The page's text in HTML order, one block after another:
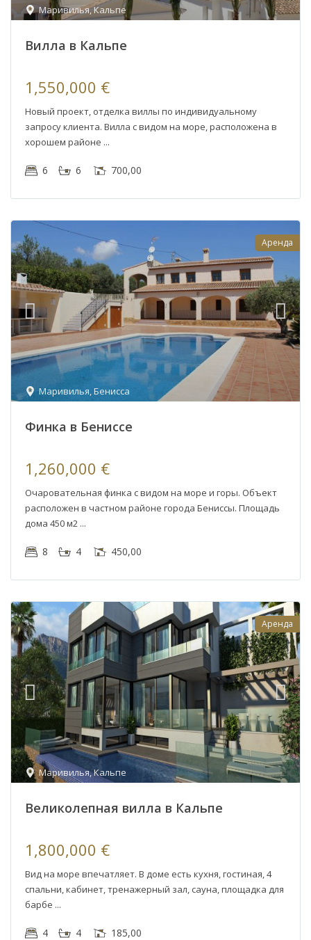
Маривилья,Кальпе
Вилла в Кальпе
1,550,000 €
Новый проект, отделка виллы по индивидуальному
запросу клиента. Вилла с видом на море, расположена в
хорошем районе
6 6 700,00
Маривилья,Бенисса
Аренда
Финка в Бениссе
1,260,000 €
Очаровательная финка с видом на море и горы. Объект
расположен в частном районе города Бениссы. Площадь
дома 450 м2
8 4 450,00
Маривилья,Кальпе
Аренда
Великолепная вилла в Кальпе
1,800,000 €
Вид на море впечатляет. В доме есть кухня, гостиная, 4
спальни, кабинет, тренажерный зал, сауна, площадка для
барбе
4 4 185,00